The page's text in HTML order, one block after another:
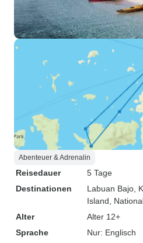
Abenteuer & Adrenalin
Reisedauer
5 Tage
Destinationen
Labuan Bajo ,
Island ,
Alter
Alter 12+
Sprache
Nur: Englisch